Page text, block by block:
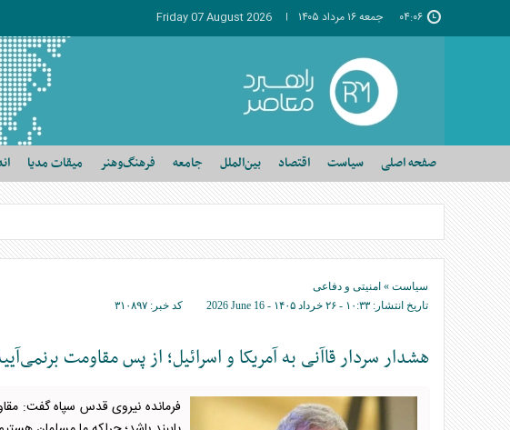
۰۴:۰۶ جمعه ۱۶ مرداد ۱۴۰۵ Friday 07 August 2026
صفحه اصلی سیاست اقتصاد بین‌الملل جامعه فرهنگ‌وهنر میقات مدیا
سیاست » امنیتی و دفاعی
تاریخ انتشار: ۱۰:۳۳ - ۲۶ خرداد ۱۴۰۵ - 2026 June 16 کد خبر: ۳۱۰۸۹۷
هشدار سردار قاآنی به آمریکا و اسرائیل؛ از پس مقاومت
فرمانده نیروی قدس سپاه گفت: